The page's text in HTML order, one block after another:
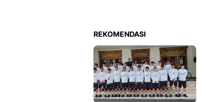
REKOMENDASI